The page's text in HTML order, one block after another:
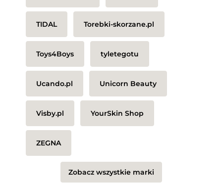
TIDAL Torebki-skorzane.pl
Toys4Boys tyletegotu
Ucando.pl Unicorn Beauty
Visby.pl YourSkin Shop
ZEGNA
Zobacz wszystkie marki